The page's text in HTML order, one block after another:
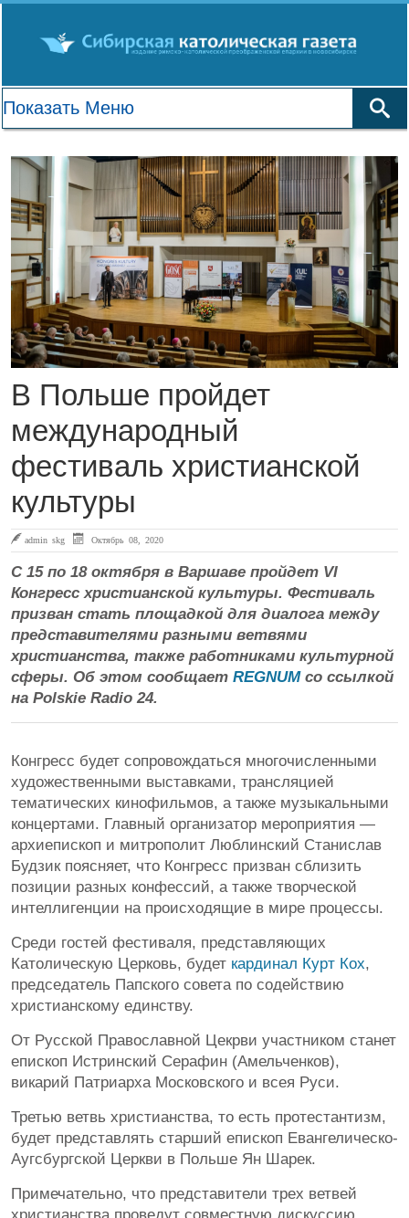
В Польше пройдет
международный
фестиваль христианской
культуры
admin skg Октябрь 08, 2020
С 15 по 18 октября в Варшаве пройдет VI
Конгресс христианской культуры. Фестиваль
призван стать площадкой для диалога между
представителями разными ветвями
христианства, также работниками культурной
сферы. Об этом сообщает REGNUMсо ссылкой
на Polskie Radio 24.
Конгресс будет сопровождаться многочисленными
художественными выставками, трансляцией
тематических кинофильмов, а также музыкальными
концертами. Главный организатор мероприятия —
архиепископ и митрополит Люблинский Станислав
Будзик поясняет, что Конгресс призван сблизить
позиции разных конфессий, а также творческой
интеллигенции на происходящие в мире процессы.
Среди гостей фестиваля, представляющих
Католическую Церковь, будет кардинал Курт Кох,
председатель Папского совета по содействию
христианскому единству.
От Русской Православной Цекрви участником станет
епископ Истринский Серафин (Амельченков),
викарий Патриарха Московского и всея Руси.
Третью ветвь христианства, то есть протестантизм,
будет представлять старший епископ Евангелическо-
Аугсбургской Церкви в Польше Ян Шарек.
Примечательно, что представители трех ветвей